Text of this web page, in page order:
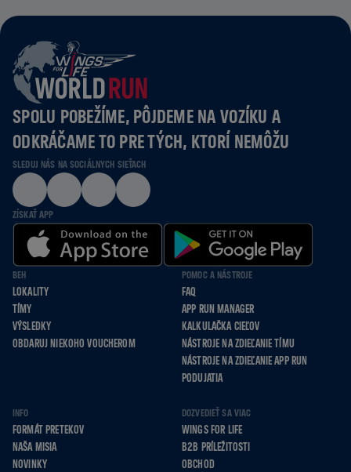
SPOLU POBEŽÍME, PÔJDEME NA VOZÍKU A
ODKRÁČAME TO PRE TÝCH, KTORÍ NEMÔŽU
SLEDUJ NÁS NA SOCIÁLNYCH SIEŤACH
ZÍSKAŤ APP
BEH
LOKALITY
TÍMY
VÝSLEDKY
OBDARUJ NIEKOHO VOUCHEROM
POMOC A NÁSTROJE
FAQ
APP RUN MANAGER
KALKULAČKA CIEĽOV
NÁSTROJE NA ZDIEĽANIE TÍMU
NÁSTROJE NA ZDIEĽANIE APP RUN
PODUJATIA
INFO
FORMÁT PRETEKOV
NAŠA MISIA
NOVINKY
DOZVEDIEŤ SA VIAC
WINGS FOR LIFE
B2B PRÍLEŽITOSTI
OBCHOD